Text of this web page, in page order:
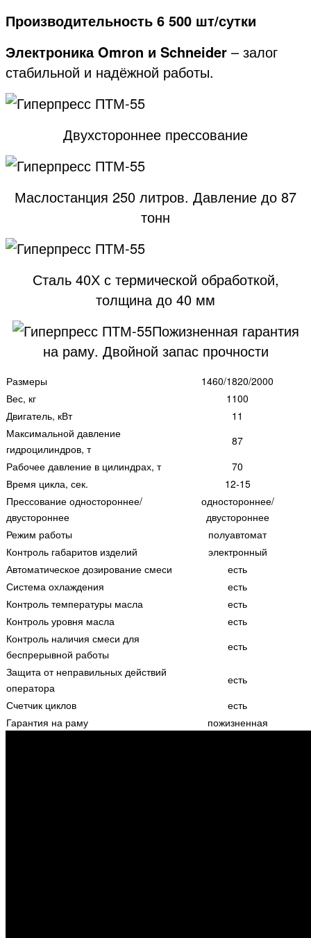
Производительность 6 500 шт/сутки
Электроника Omron и Schneider – залог
стабильной и надёжной работы.
Двухстороннее прессование
Маслостанция 250 литров. Давление до 87
тонн
Сталь 40Х с термической обработкой,
толщина до 40 мм
Пожизненная гарантия
на раму. Двойной запас прочности
Размеры
1460/1820/2000
Вес, кг
1100
Двигатель, кВт
11
Максимальной давление
гидроцилиндров, т
87
Рабочее давление в цилиндрах, т
70
Время цикла, сек.
12-15
Прессование одностороннее/
двустороннее
одностороннее/
двустороннее
Режим работы
полуавтомат
Контроль габаритов изделий
электронный
Автоматическое дозирование смеси
есть
Система охлаждения
есть
Контроль температуры масла
есть
Контроль уровня масла
есть
Контроль наличия смеси для
беспрерывной работы
есть
Защита от неправильных действий
оператора
есть
Счетчик циклов
есть
Гарантия на раму
пожизненная